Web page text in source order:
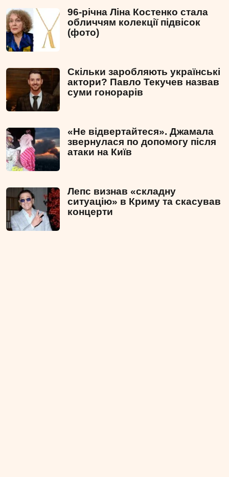
96-річна Ліна Костенко стала
обличчям колекції підвісок
(фото)
Скільки заробляють українські
актори? Павло Текучев назвав
суми гонорарів
«Не відвертайтеся». Джамала
звернулася по допомогу після
атаки на Київ
Лепс визнав «складну
ситуацію» в Криму та скасував
концерти